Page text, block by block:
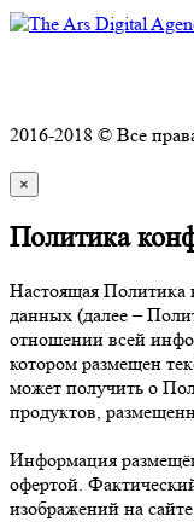
2016-2018 © Все
×
Политика
Настоящая Политика
данных (далее –
отношении всей
котором размещен
может получить о
продуктов,
Информация
офертой.
изображений на